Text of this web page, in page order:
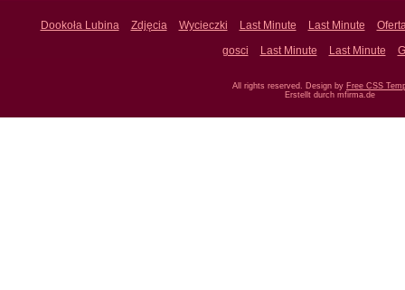
Dookoła Lubina Zdjęcia Wycieczki Last Minute Last Minute
gosci
Last Minute Last Minute
All rights reserved. Design by Free CSS
Erstellt durch mfirma.de